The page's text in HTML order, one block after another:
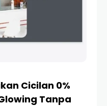
Cicilan 0%
Tanpa